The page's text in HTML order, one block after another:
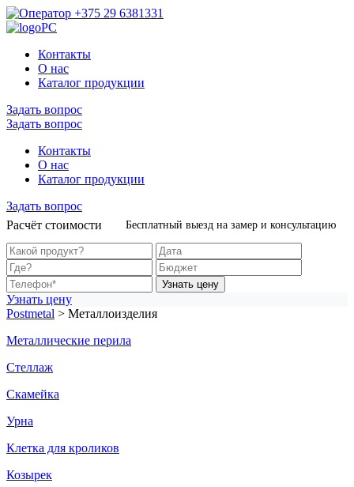
+375 29 6381331
Контакты
О нас
Каталог продукции
Задать вопрос
Задать вопрос
Контакты
О нас
Каталог продукции
Задать вопрос
Расчёт стоимости
Бесплатный выезд на замер и консультацию
Узнать цену
Узнать цену
Postmetal > Металлоизделия
Металлические перила
Стеллаж
Скамейка
Урна
Клетка для кроликов
Козырек